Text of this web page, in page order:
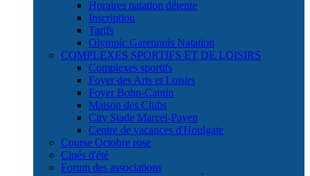
Horaires natation détente
Inscription
Tarifs
Olympic Garennois Natation
COMPLEXES SPORTIFS ET DE LOISIRS
Complexes sportifs
Foyer des Arts et Loisirs
Foyer Bohn-Cantin
Maison des Clubs
City Stade Marcel-Payen
Centre de vacances d'Houlgate
Course Octobre rose
Cinés d'été
Forum des associations